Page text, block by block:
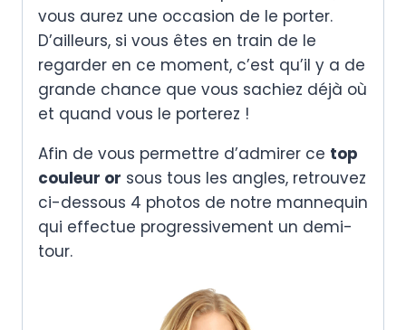
vous aurez une occasion de le porter.
D’ailleurs, si vous êtes en train de le
regarder en ce moment, c’est qu’il y a de
grande chance que vous sachiez déjà où
et quand vous le porterez !
Afin de vous permettre d’admirer ce top
couleur or sous tous les angles, retrouvez
ci-dessous 4 photos de notre mannequin
qui effectue progressivement un demi-
tour.